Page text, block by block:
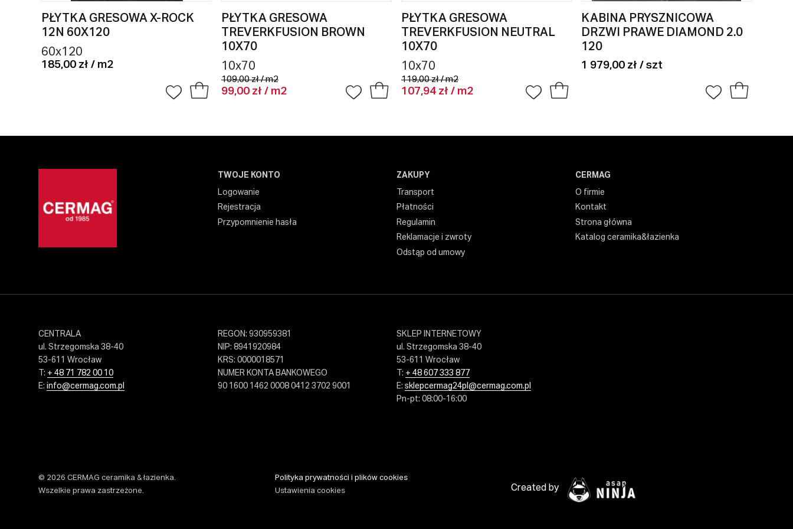
PŁYTKA GRESOWA X-ROCK
12N 60X120
60x120
185,00 zł / m2
PŁYTKA GRESOWA
TREVERKFUSION BROWN
10X70
10x70
109,00 zł / m2
99,00 zł / m2
PŁYTKA GRESOWA
TREVERKFUSION NEUTRAL
10X70
10x70
119,00 zł / m2
107,94 zł / m2
KABINA PRYSZNICOWA
DRZWI PRAWE DIAMOND 2.0
120
1 979,00 zł / szt
TWOJE KONTO
Logowanie
Rejestracja
Przypomnienie hasła
ZAKUPY
Transport
Płatności
Regulamin
Reklamacje i zwroty
Odstąp od umowy
CERMAG
O firmie
Kontakt
Strona główna
Katalog ceramika&łazienka
CENTRALA
ul. Strzegomska 38-40
53-611 Wrocław
T: + 48 71 782 00 10
E:info@cermag.com.pl
REGON: 930959381
NIP: 8941920984
KRS: 0000018571
NUMER KONTA BANKOWEGO
90 1600 1462 0008 0412 3702 9001
SKLEP INTERNETOWY
ul. Strzegomska 38-40
53-611 Wrocław
T: + 48 607 333 877
E: sklepcermag24pl@cermag.com.pl
Pn-pt: 08:00-16:00
© 2026 CERMAG ceramika & łazienka.
Wszelkie prawa zastrzeżone.
Polityka prywatności i plików cookies
Ustawienia cookies
Created by